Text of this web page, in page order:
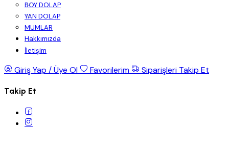
BOY DOLAP
YAN DOLAP
MUMLAR
Hakkımızda
İletişim
Giriş Yap / Üye Ol Favorilerim Siparişleri Takip Et
Takip Et